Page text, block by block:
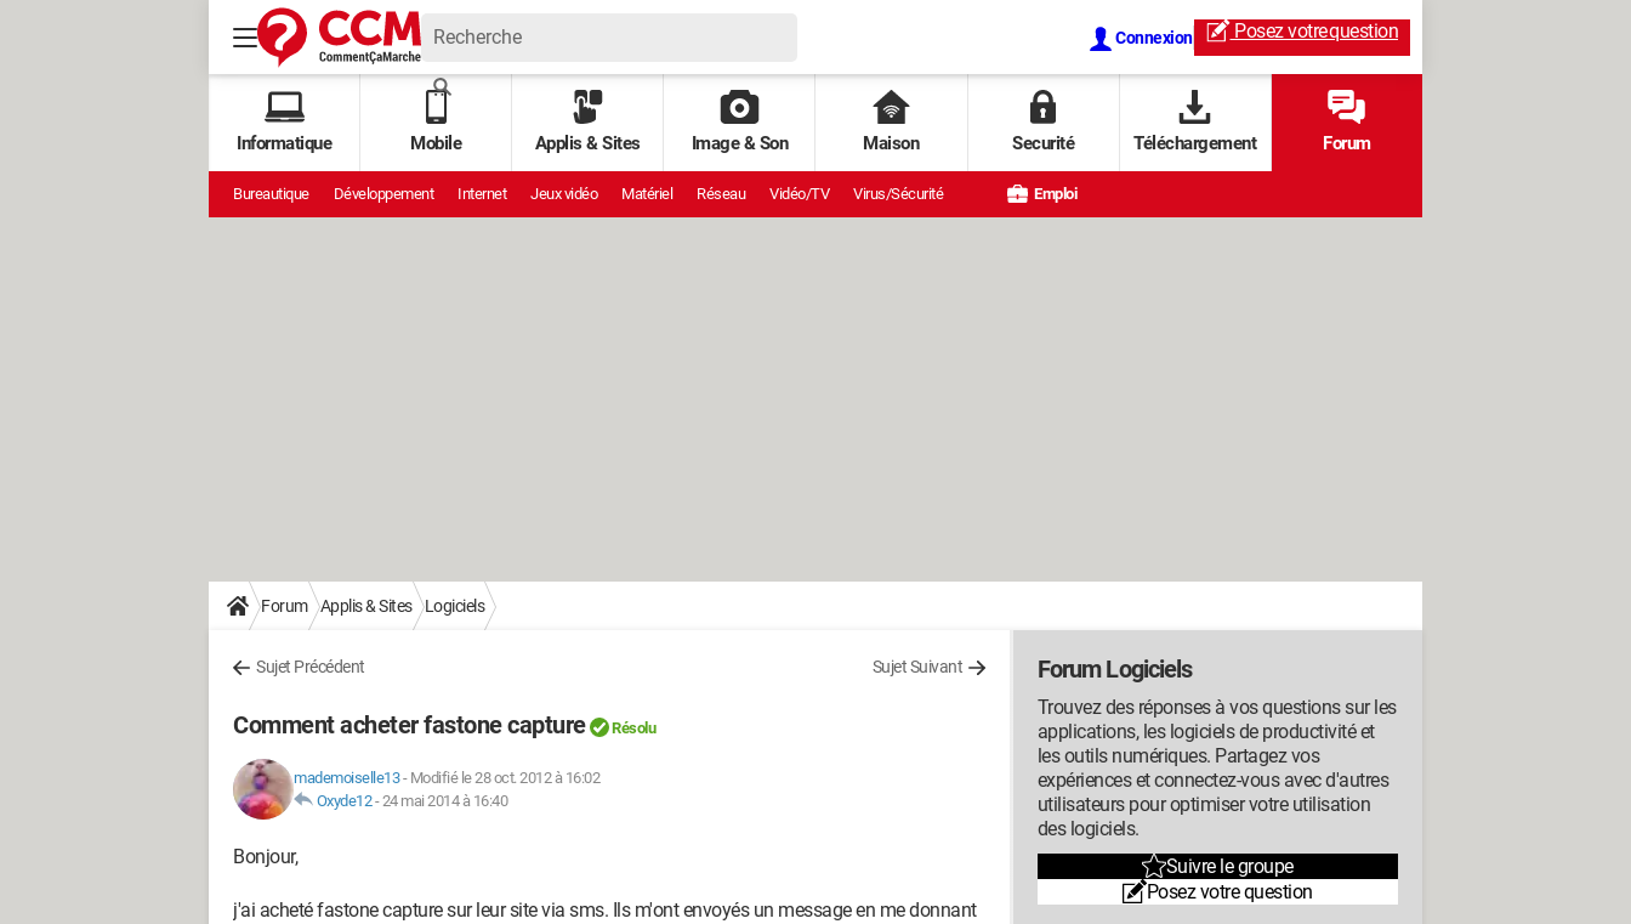
Connexion Posez votrequestion
Informatique Mobile Applis & Sites Image & Son Maison Securité Téléchargement Forum
Bureautique Développement Internet Jeux vidéo Matériel Réseau Vidéo/TV Virus/Sécurité Emploi
Forum Applis & Sites Logiciels
Sujet Précédent Sujet Suivant
Comment acheter fastone capture Résolu
mademoiselle13- Modifié le 28 oct. 2012 à 16:02
Oxyde12-24 mai 2014 à 16:40
Bonjour,
j'ai acheté fastone capture sur leur site via sms. Ils m'ont envoyés un message en me donnant
Forum Logiciels
Trouvez des réponses à vos questions sur les
applications, les logiciels de productivité et
les outils numériques. Partagez vos
expériences et connectez-vous avec d'autres
utilisateurs pour optimiser votre utilisation
des logiciels.
Suivre le groupe
Posez votre question